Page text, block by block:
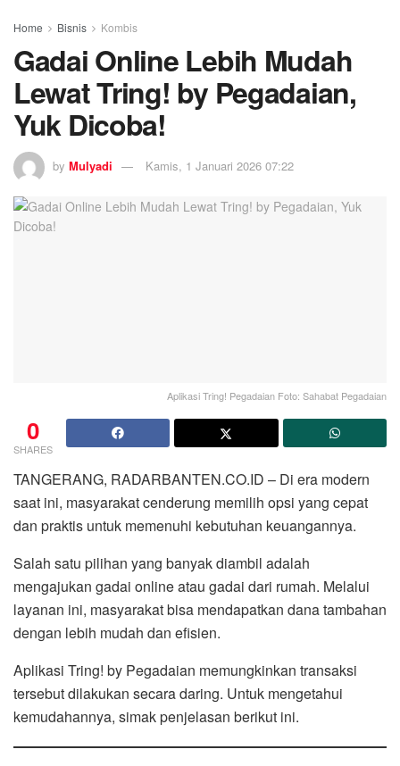
Home Bisnis Kombis
Gadai Online Lebih Mudah
Lewat Tring! by Pegadaian,
Yuk Dicoba!
by Mulyadi Kamis, 1 Januari 2026 07:22
Aplikasi Tring! Pegadaian Foto: Sahabat Pegadaian
0
SHARES
TANGERANG, RADARBANTEN.CO.ID – Di era modern
saat ini, masyarakat cenderung memilih opsi yang cepat
dan praktis untuk memenuhi kebutuhan keuangannya.
Salah satu pilihan yang banyak diambil adalah
mengajukan gadai online atau gadai dari rumah. Melalui
layanan ini, masyarakat bisa mendapatkan dana tambahan
dengan lebih mudah dan efisien.
Aplikasi Tring! by Pegadaian memungkinkan transaksi
tersebut dilakukan secara daring. Untuk mengetahui
kemudahannya, simak penjelasan berikut ini.